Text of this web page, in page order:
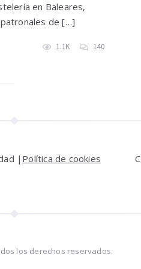
en Baleares,
de […]
1.1K 140
| Política de cookies
los derechos reservados.